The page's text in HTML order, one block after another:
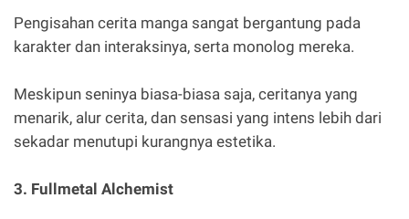
Pengisahan cerita manga sangat bergantung pada
karakter dan interaksinya, serta monolog mereka.
Meskipun seninya biasa-biasa saja, ceritanya yang
menarik, alur cerita, dan sensasi yang intens lebih dari
sekadar menutupi kurangnya estetika.
3. Fullmetal Alchemist